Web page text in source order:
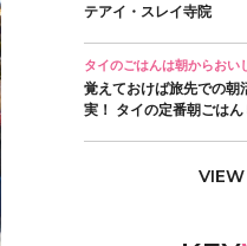
テアイ・スレイ寺院
タイのごはんは朝からおい
覚えておけば旅先での朝
実！ タイの定番朝ごはん